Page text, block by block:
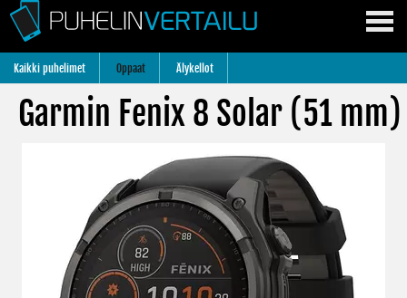
Kaikki puhelimet Oppaat Älykellot
Garmin Fenix 8 Solar (51 mm)